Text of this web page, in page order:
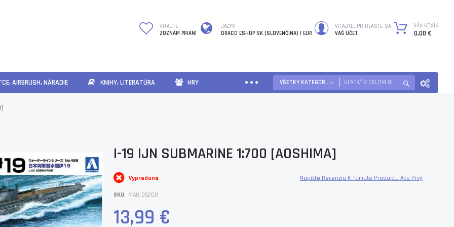
VITAJTE
ZOZNAM PRIANÍ
JAZYK
DRACO ESHOP SK (SLOVENČINA)
EUR
VITAJTE, PRIHLÁSTE SA
VÁŠ ÚČET
VÁŠ KOŠÍK
0,00 €
AIRBRUSH, NÁRADIE KNIHY, LITERATÚRA HRY VŠETKY KATEGÓRIE
I-19 IJN SUBMARINE 1:700 [AOSHIMA]
Napíšte Recenziu K Tomuto Produktu Ako Prvý
Vypredané
SKU MAO_05208
13,99 €